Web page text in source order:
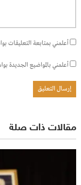
أعلمني بمتابعة التعليقات
أعلمني بالمواضيع الجديدة
مقالات ذات صلة